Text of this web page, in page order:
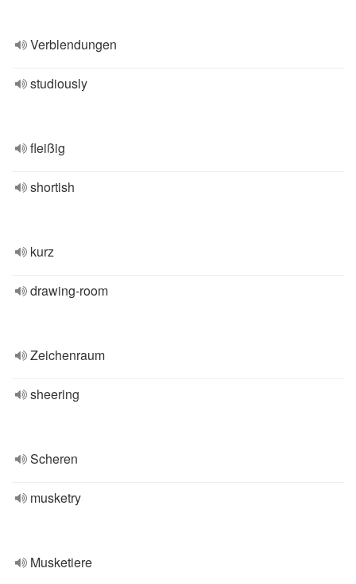
Verblendungen
studiously
fleißig
shortish
kurz
drawing-room
Zeichenraum
sheering
Scheren
musketry
Musketiere